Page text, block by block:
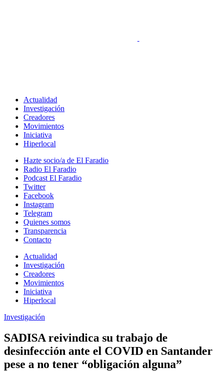
Actualidad
Investigación
Creadores
Movimientos
Iniciativa
Hiperlocal
Hazte socio/a de El Faradio
Radio El Faradio
Podcast El Faradio
Twitter
Facebook
Instagram
Telegram
Quienes somos
Transparencia
Contacto
Actualidad
Investigación
Creadores
Movimientos
Iniciativa
Hiperlocal
Investigación
SADISA reivindica su trabajo de
desinfección ante el COVID en Santander
pese a no tener “obligación alguna”